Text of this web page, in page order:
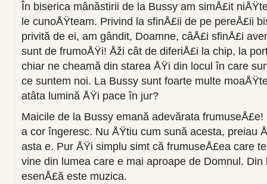
În biserica mânăstirii de la Bussy am simÅ£it
le cu­noÅŸteam. Privind la sfinÅ£ii de pe pereÅ£ii
privită de ei, am gândit, Doamne, câÅ£i sfinÅ£i
sunt de fru­moÅŸi! Åži cât de diferiÅ£i la chip, la
chiar ne cheamă din starea ÅŸi din locul în care
ce suntem noi. La Bussy sunt foarte multe
atâta lumină ÅŸi pace în jur?
Maicile de la Bussy emană adevărata
a cor îngeresc. Nu ÅŸtiu cum sună acesta, preiau
asta e. Pur ÅŸi simplu simt că frumuseÅ£ea care
vine din lumea care e mai aproape de Domnul.
esenÅ£ă este muzica.